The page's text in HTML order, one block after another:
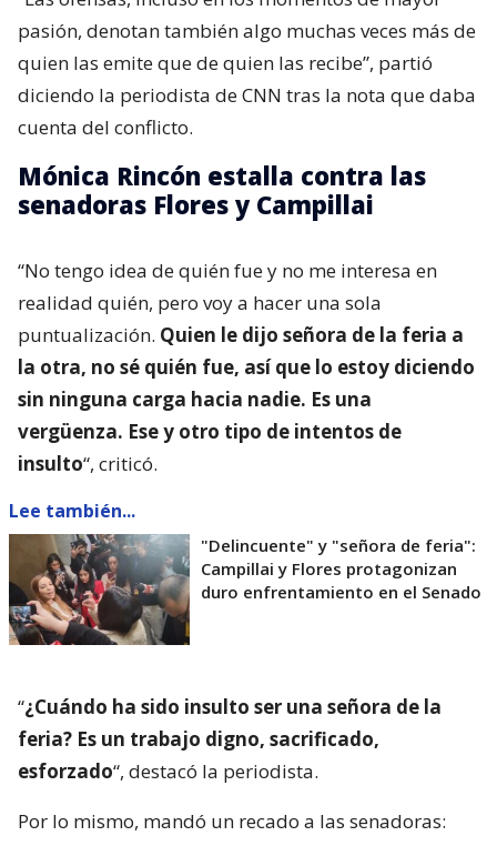
“Una delincuente defendiendo a un delincuente ”;
“Cuando la gente vota por personas que
intelectualmente son deficientes (…) pasan este tipo de
cosas”; “Eres una cuma total
poblacional ” y “señora de feria”, fueron algunas de
las frases que intercambiaron las senadoras, lo que
específicamente por la última.
“Las ofensas, incluso en los momentos de mayor
pasión, denotan también algo muchas veces más de
quien las emite que de quien las recibe”, partió
diciendo la periodista de CNN tras la nota que daba
cuenta del conflicto.
Mónica Rincón estalla contra las
senadoras Flores y Campillai
“No tengo idea de quién fue y no me interesa en
realidad quién, pero voy a hacer una sola
sin ninguna carga hacia nadie. Es una
vergüenza. Ese y otro tipo de intentos de
insulto“, criticó.
Lee también...